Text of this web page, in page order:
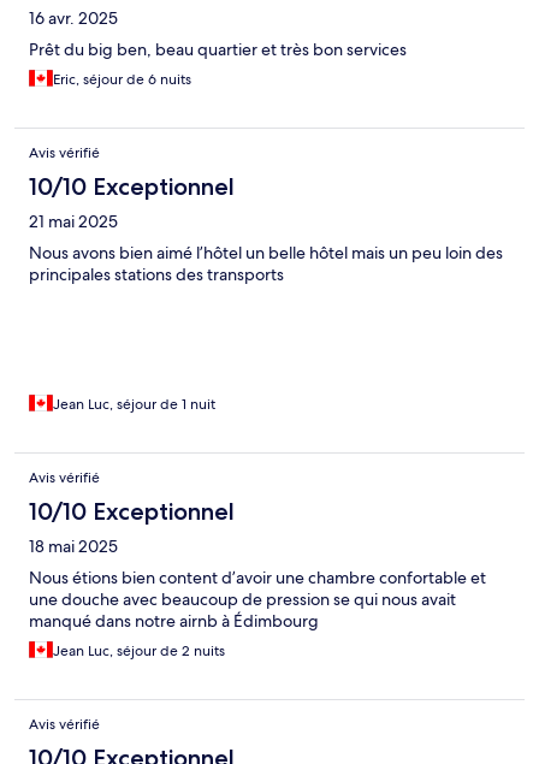
16 avr. 2025
Prêt du big ben, beau quartier et très bon services
Eric, séjour de 6 nuits
Avis vérifié
10/10 Exceptionnel
21 mai 2025
Nous avons bien aimé l’hôtel un belle hôtel mais un peu loin des
principales stations des transports
Jean Luc, séjour de 1 nuit
Avis vérifié
10/10 Exceptionnel
18 mai 2025
Nous étions bien content d’avoir une chambre confortable et
une douche avec beaucoup de pression se qui nous avait
manqué dans notre airnb à Édimbourg
Jean Luc, séjour de 2 nuits
Avis vérifié